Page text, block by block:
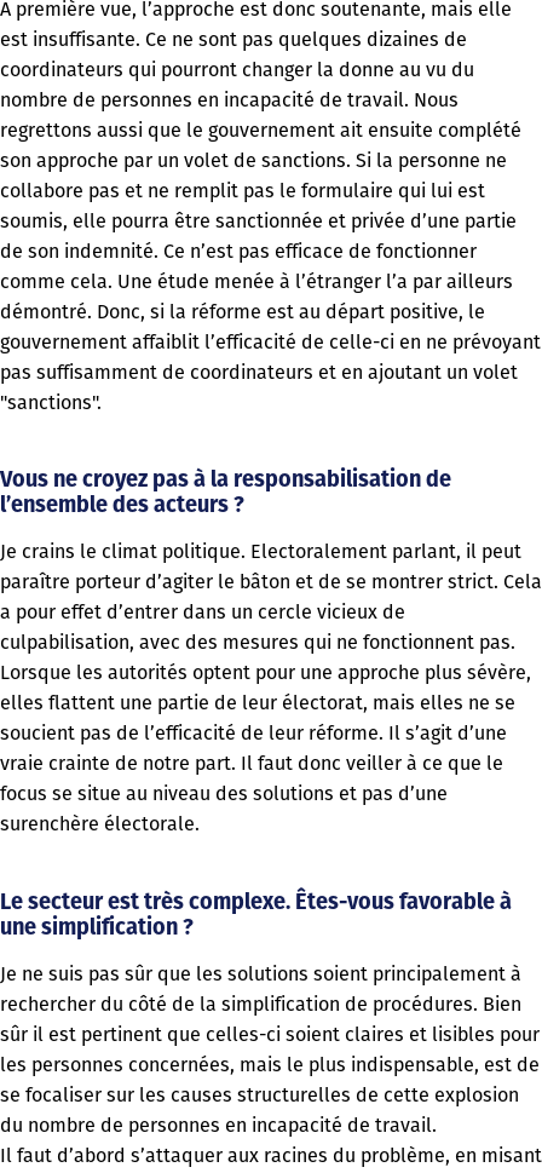
A première vue, l’approche est donc soutenante, mais elle
est insuffisante. Ce ne sont pas quelques dizaines de
coordinateurs qui pourront changer la donne au vu du
nombre de personnes en incapacité de travail. Nous
regrettons aussi que le gouvernement ait ensuite complété
son approche par un volet de sanctions. Si la personne ne
collabore pas et ne remplit pas le formulaire qui lui est
soumis, elle pourra être sanctionnée et privée d’une partie
de son indemnité. Ce n’est pas efficace de fonctionner
comme cela. Une étude menée à l’étranger l’a par ailleurs
démontré. Donc, si la réforme est au départ positive, le
gouvernement affaiblit l’efficacité de celle-ci en ne prévoyant
pas suffisamment de coordinateurs et en ajoutant un volet
"sanctions".
Vous ne croyez pas à la responsabilisation de
l’ensemble des acteurs ?
Je crains le climat politique. Electoralement parlant, il peut
paraître porteur d’agiter le bâton et de se montrer strict. Cela
a pour effet d’entrer dans un cercle vicieux de
culpabilisation, avec des mesures qui ne fonctionnent pas.
Lorsque les autorités optent pour une approche plus sévère,
elles flattent une partie de leur électorat, mais elles ne se
soucient pas de l’efficacité de leur réforme. Il s’agit d’une
vraie crainte de notre part. Il faut donc veiller à ce que le
focus se situe au niveau des solutions et pas d’une
surenchère électorale.
Le secteur est très complexe. Êtes-vous favorable à
une simplification ?
Je ne suis pas sûr que les solutions soient principalement à
rechercher du côté de la simplification de procédures. Bien
sûr il est pertinent que celles-ci soient claires et lisibles pour
les personnes concernées, mais le plus indispensable, est de
se focaliser sur les causes structurelles de cette explosion
du nombre de personnes en incapacité de travail.
Il faut d’abord s’attaquer aux racines du problème, en misant